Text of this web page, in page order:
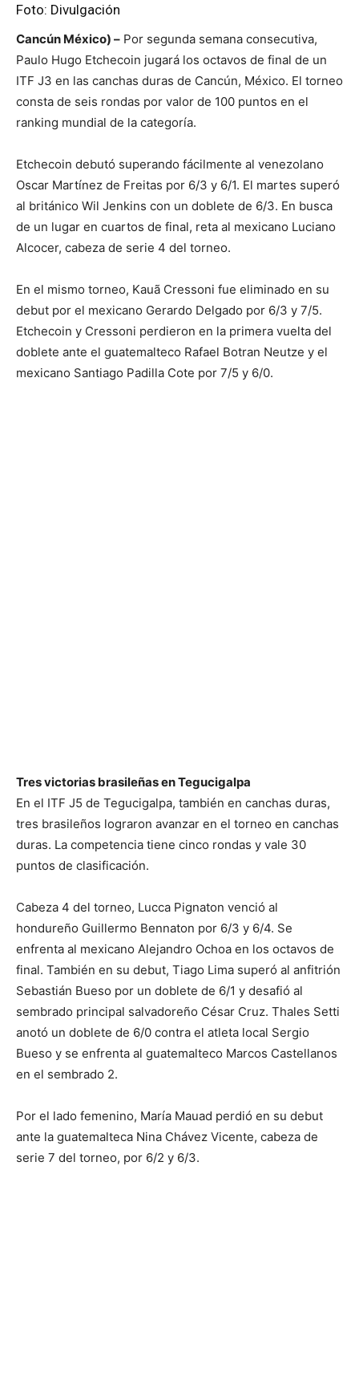
Foto: Divulgación
Cancún México) – Por segunda semana consecutiva,
Paulo Hugo Etchecoin jugará los octavos de final de un
ITF J3 en las canchas duras de Cancún, México. El torneo
consta de seis rondas por valor de 100 puntos en el
ranking mundial de la categoría.
Etchecoin debutó superando fácilmente al venezolano
Oscar Martínez de Freitas por 6/3 y 6/1. El martes superó
al británico Wil Jenkins con un doblete de 6/3. En busca
de un lugar en cuartos de final, reta al mexicano Luciano
Alcocer, cabeza de serie 4 del torneo.
En el mismo torneo, Kauã Cressoni fue eliminado en su
debut por el mexicano Gerardo Delgado por 6/3 y 7/5.
Etchecoin y Cressoni perdieron en la primera vuelta del
doblete ante el guatemalteco Rafael Botran Neutze y el
mexicano Santiago Padilla Cote por 7/5 y 6/0.
Tres victorias brasileñas en Tegucigalpa
En el ITF J5 de Tegucigalpa, también en canchas duras,
tres brasileños lograron avanzar en el torneo en canchas
duras. La competencia tiene cinco rondas y vale 30
puntos de clasificación.
Cabeza 4 del torneo, Lucca Pignaton venció al
hondureño Guillermo Bennaton por 6/3 y 6/4. Se
enfrenta al mexicano Alejandro Ochoa en los octavos de
final. También en su debut, Tiago Lima superó al anfitrión
Sebastián Bueso por un doblete de 6/1 y desafió al
sembrado principal salvadoreño César Cruz. Thales Setti
anotó un doblete de 6/0 contra el atleta local Sergio
Bueso y se enfrenta al guatemalteco Marcos Castellanos
en el sembrado 2.
Por el lado femenino, María Mauad perdió en su debut
ante la guatemalteca Nina Chávez Vicente, cabeza de
serie 7 del torneo, por 6/2 y 6/3.